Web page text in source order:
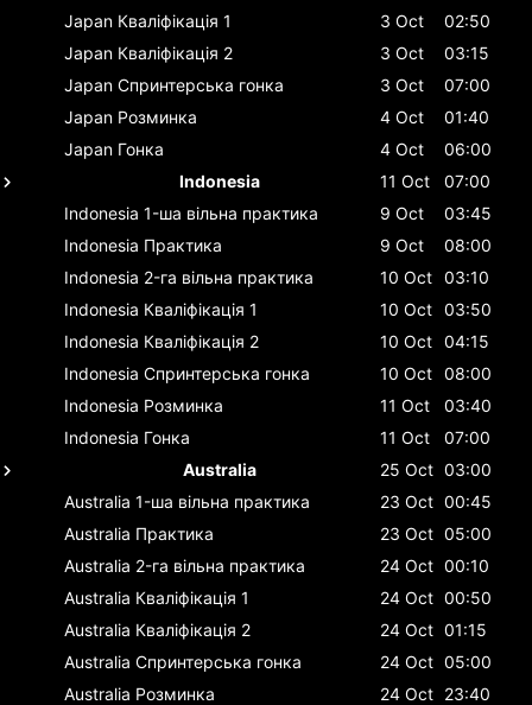
Japan Кваліфікація 1 3 Oct
02:50
Japan Кваліфікація 2 3 Oct
03:15
Japan Спринтерська гонка 3 Oct
07:00
Japan Розминка 4 Oct
01:40
Japan Гонка 4 Oct
06:00
Indonesia
11 Oct
07:00
Indonesia 1-ша вільна практика 9 Oct
03:45
Indonesia Практика 9 Oct
08:00
Indonesia 2-га вільна практика 10 Oct 03:10
Indonesia Кваліфікація 1 10 Oct 03:50
Indonesia Кваліфікація 2 10 Oct 04:15
Indonesia Спринтерська гонка 10 Oct 08:00
Indonesia Розминка 11 Oct
03:40
Indonesia Гонка 11 Oct
07:00
Australia
25 Oct 03:00
Australia 1-ша вільна практика 23 Oct 00:45
Australia Практика 23 Oct 05:00
Australia 2-га вільна практика 24 Oct 00:10
Australia Кваліфікація 1 24 Oct 00:50
Australia Кваліфікація 2 24 Oct 01:15
Australia Спринтерська гонка 24 Oct 05:00
Australia Розминка 24 Oct 23:40